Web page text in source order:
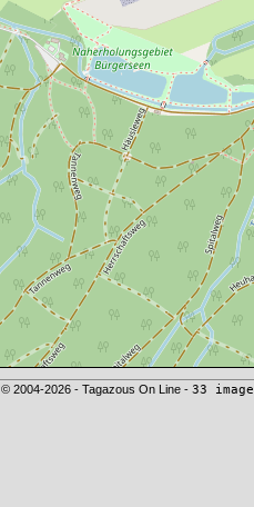
© 2004-2026 - Tagazous On Line - 33